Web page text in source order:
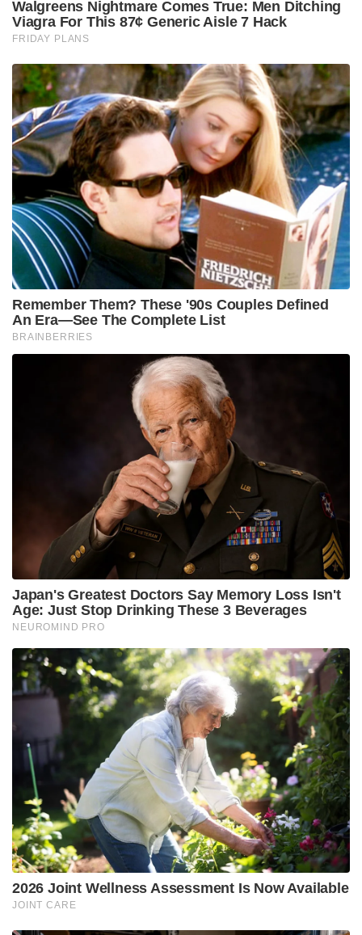
കരസ്ഥമാക്കിക്കൊണ്ടാണ് അദ്ദേഹം സേനയിൽ
എത്തിയത്. പാരീസിലെ പ്രശസ്തമായ ‘കമാൻഡ്
‘ഇന്റർനാഷണൽ ഡിഫൻസ് അക്വിസിഷൻ
മാനേജ്മെന്റ് കോഴ്സ്’ എന്നിവയും
പൂർത്തിയാക്കിയിട്ടുണ്ട്. 1986 ഡിസംബറിൽ ഇന്ത്യൻ
ആർമിയുടെ ‘ആർമേർഡ് കോർപ്സിൽ’ (2nd Lancers)
ആണ് ആദ്യമായി കമ്മീഷൻ ചെയ്യപ്പെട്ടത്. രാജ്യത്തിന്
നൽകിയ മികച്ച സേവനങ്ങൾ മുൻനിർത്തി പരമ
വിശിഷ്ട സേവാ മെഡൽ , ഉത്തം യുദ്ധ് സേവാ
മെഡൽ , അതി വിശിഷ്ട സേവാ മെഡൽ എന്നിവ
നൽകി രാജ്യം അദ്ദേഹത്തെ ആദരിച്ചിട്ടുണ്ട്.
Tags: Lt Gen Dhiraj Seth
indian army
Chief of Army Staff